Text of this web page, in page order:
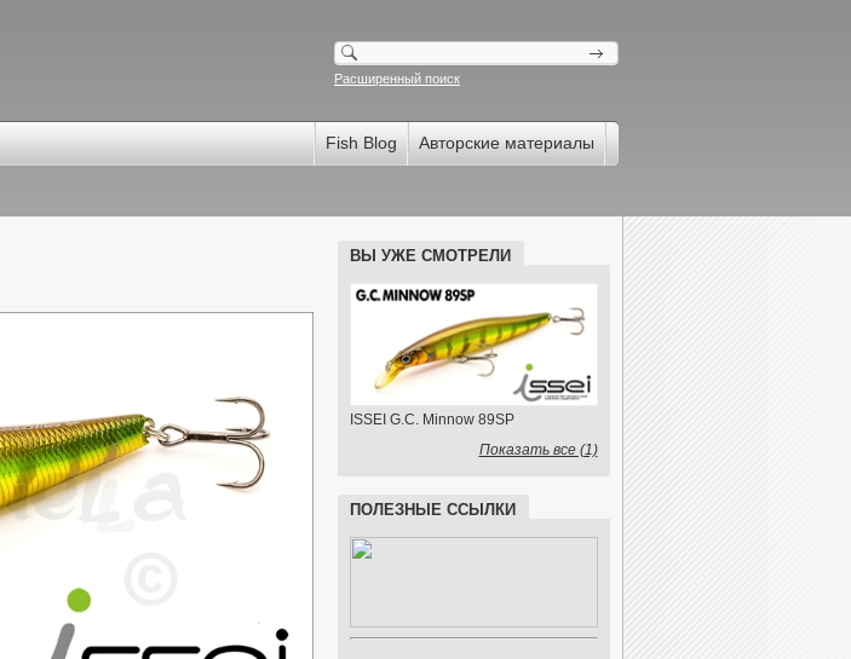
Расширенный поиск
Fish Blog Авторские материалы
ВЫ УЖЕ СМОТРЕЛИ
ISSEI G.C. Minnow 89SP
Показать все (1)
ПОЛЕЗНЫЕ ССЫЛКИ